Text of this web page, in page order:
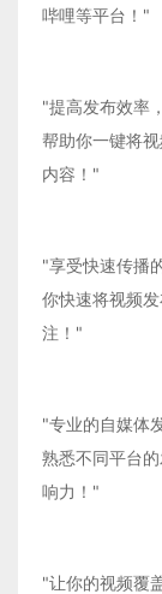
哔哩等平台！"
"提高发布效率
帮助你一键将
内容！"
"享受快速传播
你快速将视频
注！"
"专业的自媒体
熟悉不同平台
响力！"
"让你的视频覆